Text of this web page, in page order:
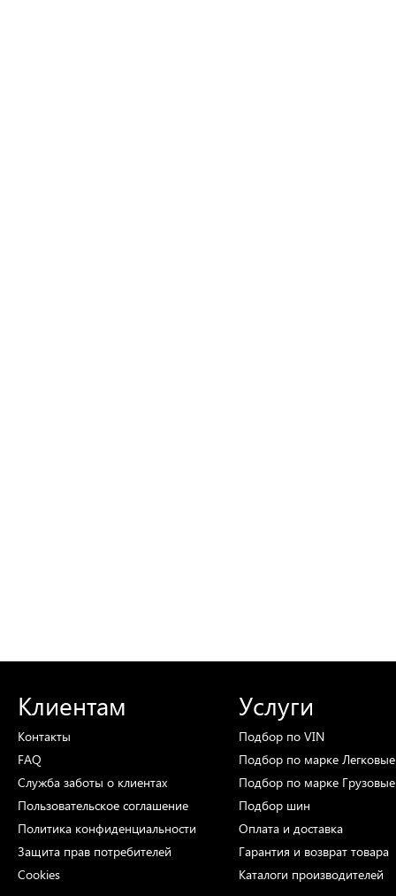
Клиентам
Контакты
FAQ
Служба заботы о клиентах
Пользовательское соглашение
Политика конфиденциальности
Защита прав потребителей
Cookies
Услуги
Подбор по VIN
Подбор по марке
Подбор по марке
Подбор шин
Оплата и доставка
Гарантия и возврат товара
Каталоги производителей